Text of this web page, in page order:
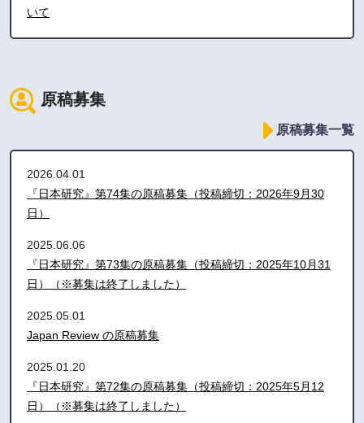
いて
原稿募集
原稿募集一覧
2026.04.01
『日本研究』第74集の原稿募集（投稿締切：2026年9月30
日）
2025.06.06
『日本研究』第73集の原稿募集（投稿締切：2025年10月31
日）（※募集は終了しました）
2025.05.01
Japan Review の原稿募集
2025.01.20
『日本研究』第72集の原稿募集（投稿締切：2025年5月12
日）（※募集は終了しました）